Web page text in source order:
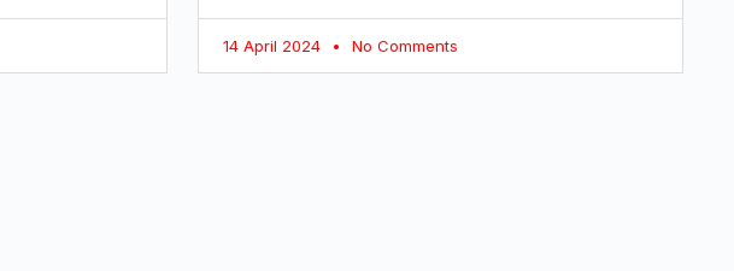
14 April 2024 No Comments